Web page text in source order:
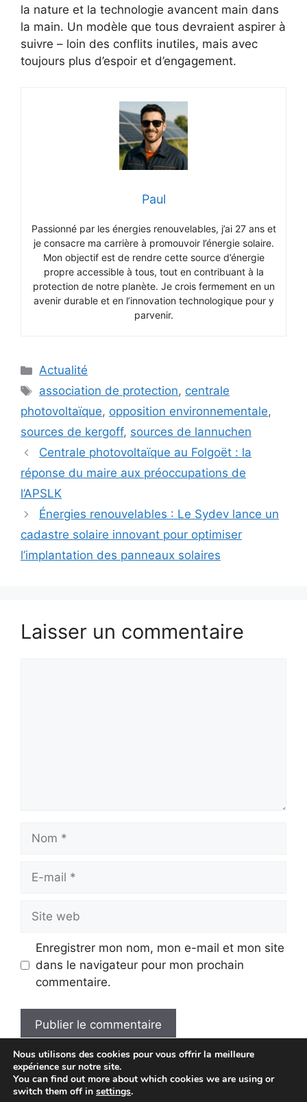
la nature et la technologie avancent main dans
la main. Un modèle que tous devraient aspirer à
suivre – loin des conflits inutiles, mais avec
toujours plus d’espoir et d’engagement.
Paul
Passionné par les énergies renouvelables, j’ai 27 ans et
je consacre ma carrière à promouvoir l’énergie solaire.
Mon objectif est de rendre cette source d’énergie
propre accessible à tous, tout en contribuant à la
protection de notre planète. Je crois fermement en un
avenir durable et en l’innovation technologique pour y
parvenir.
Catégories
Actualité
Étiquettes
association de protection, centrale
photovoltaïque, opposition environnementale,
sources de kergoff, sources de lannuchen
Centrale photovoltaïque au Folgoët : la
réponse du maire aux préoccupations de
l’APSLK
Énergies renouvelables : Le Sydev lance un
cadastre solaire innovant pour optimiser
l’implantation des panneaux solaires
Laisser un commentaire
Nom
Site
web
Enregistrer mon nom, mon e-mail et mon site
dans le navigateur pour mon prochain
commentaire.
A
l
t
Nous utilisons des cookies pour vous offrir la meilleure
expérience sur notre site.
You can find out more about which cookies we are using or
switch them off in settings.